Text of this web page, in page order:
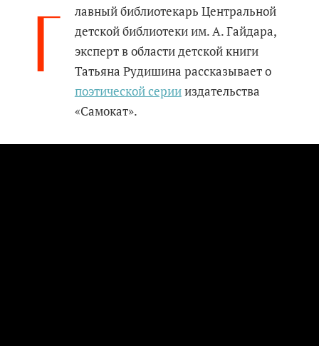
Г
лавный библиотекарь Центральной
детской библиотеки им. А. Гайдара,
эксперт в области детской книги
Татьяна Рудишина рассказывает о
поэтической сериииздательства
«Самокат».